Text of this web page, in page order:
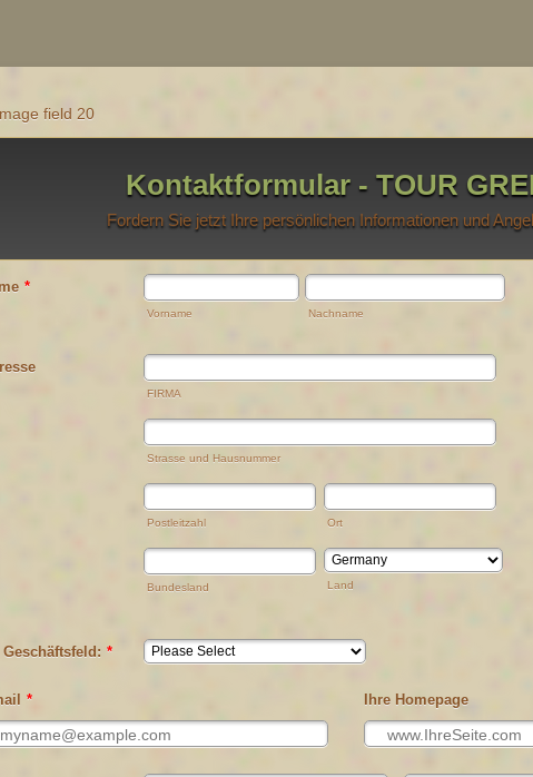
Kontaktformular - TOUR
Fordern Sie jetzt Ihre persönlichen Informationen und
*
Vorname Nachname
FIRMA
Strasse und Hausnummer
Postleitzahl Ort
Bundesland Land
Geschäftsfeld: *
* Ihre Homepage